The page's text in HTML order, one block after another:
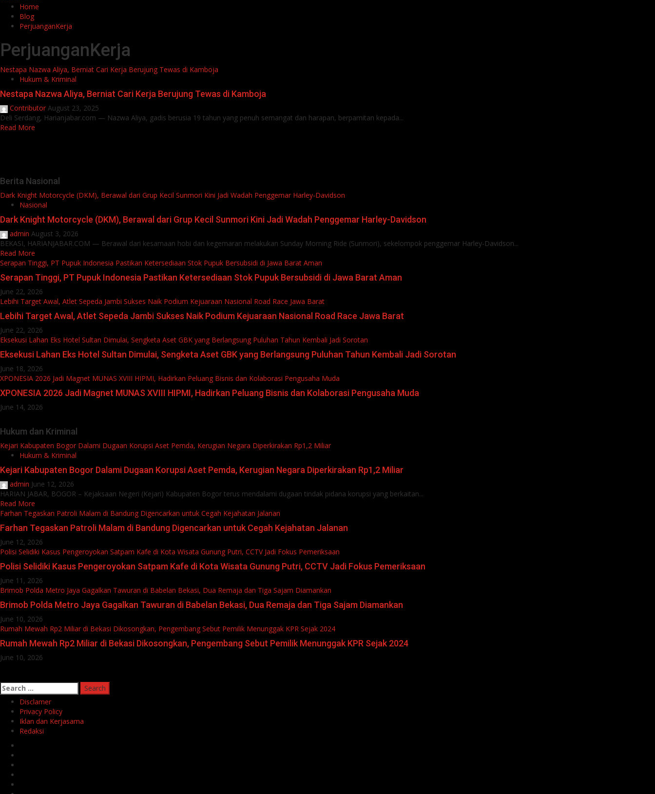
Home
Blog
PerjuanganKerja
PerjuanganKerja
Nestapa Nazwa Aliya, Berniat Cari Kerja Berujung Tewas di Kamboja
Hukum & Kriminal
Nestapa Nazwa Aliya, Berniat Cari Kerja Berujung Tewas di Kamboja
Contributor August 23, 2025
Deli Serdang, Harianjabar.com — Nazwa Aliya, gadis berusia 19 tahun yang penuh semangat dan harapan, berpamitan kepada...
Read More
Berita Nasional
Dark Knight Motorcycle (DKM), Berawal dari Grup Kecil Sunmori Kini Jadi Wadah Penggemar Harley-Davidson
Nasional
Dark Knight Motorcycle (DKM), Berawal dari Grup Kecil Sunmori Kini Jadi Wadah Penggemar Harley-Davidson
admin August 3, 2026
BEKASI, HARIANJABAR.COM — Berawal dari kesamaan hobi dan kegemaran melakukan Sunday Morning Ride (Sunmori), sekelompok penggemar Harley-Davidson...
Read More
Serapan Tinggi, PT Pupuk Indonesia Pastikan Ketersediaan Stok Pupuk Bersubsidi di Jawa Barat Aman
Serapan Tinggi, PT Pupuk Indonesia Pastikan Ketersediaan Stok Pupuk Bersubsidi di Jawa Barat Aman
June 22, 2026
Lebihi Target Awal, Atlet Sepeda Jambi Sukses Naik Podium Kejuaraan Nasional Road Race Jawa Barat
Lebihi Target Awal, Atlet Sepeda Jambi Sukses Naik Podium Kejuaraan Nasional Road Race Jawa Barat
June 22, 2026
Eksekusi Lahan Eks Hotel Sultan Dimulai, Sengketa Aset GBK yang Berlangsung Puluhan Tahun Kembali Jadi Sorotan
Eksekusi Lahan Eks Hotel Sultan Dimulai, Sengketa Aset GBK yang Berlangsung Puluhan Tahun Kembali Jadi Sorotan
June 18, 2026
XPONESIA 2026 Jadi Magnet MUNAS XVIII HIPMI, Hadirkan Peluang Bisnis dan Kolaborasi Pengusaha Muda
XPONESIA 2026 Jadi Magnet MUNAS XVIII HIPMI, Hadirkan Peluang Bisnis dan Kolaborasi Pengusaha Muda
June 14, 2026
Hukum dan Kriminal
Kejari Kabupaten Bogor Dalami Dugaan Korupsi Aset Pemda, Kerugian Negara Diperkirakan Rp1,2 Miliar
Hukum & Kriminal
Kejari Kabupaten Bogor Dalami Dugaan Korupsi Aset Pemda, Kerugian Negara Diperkirakan Rp1,2 Miliar
admin June 12, 2026
HARIAN JABAR, BOGOR – Kejaksaan Negeri (Kejari) Kabupaten Bogor terus mendalami dugaan tindak pidana korupsi yang berkaitan...
Read More
Farhan Tegaskan Patroli Malam di Bandung Digencarkan untuk Cegah Kejahatan Jalanan
Farhan Tegaskan Patroli Malam di Bandung Digencarkan untuk Cegah Kejahatan Jalanan
June 12, 2026
Polisi Selidiki Kasus Pengeroyokan Satpam Kafe di Kota Wisata Gunung Putri, CCTV Jadi Fokus Pemeriksaan
Polisi Selidiki Kasus Pengeroyokan Satpam Kafe di Kota Wisata Gunung Putri, CCTV Jadi Fokus Pemeriksaan
June 11, 2026
Brimob Polda Metro Jaya Gagalkan Tawuran di Babelan Bekasi, Dua Remaja dan Tiga Sajam Diamankan
Brimob Polda Metro Jaya Gagalkan Tawuran di Babelan Bekasi, Dua Remaja dan Tiga Sajam Diamankan
June 10, 2026
Rumah Mewah Rp2 Miliar di Bekasi Dikosongkan, Pengembang Sebut Pemilik Menunggak KPR Sejak 2024
Rumah Mewah Rp2 Miliar di Bekasi Dikosongkan, Pengembang Sebut Pemilik Menunggak KPR Sejak 2024
June 10, 2026
Search
for:
Disclamer
Privacy Policy
Iklan dan Kerjasama
Redaksi